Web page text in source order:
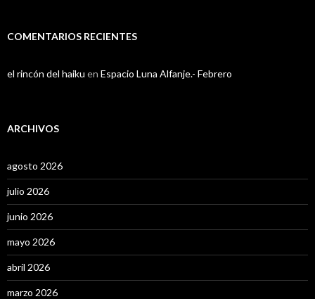
COMENTARIOS RECIENTES
el rincón del haiku en Espacio Luna Alfanje.- Febrero
ARCHIVOS
agosto 2026
julio 2026
junio 2026
mayo 2026
abril 2026
marzo 2026